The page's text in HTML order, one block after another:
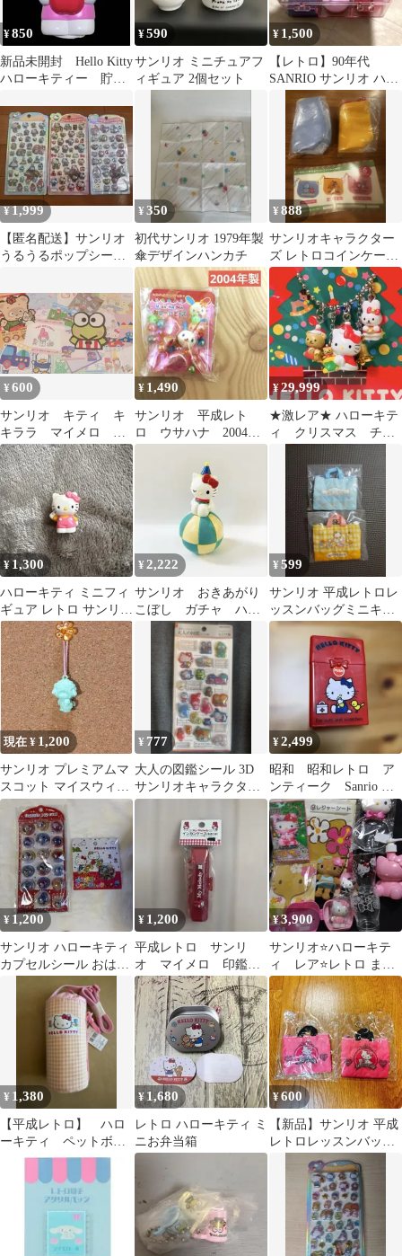
¥850
新品未開封 Hello Kitty
ハローキティー 貯金
¥590
サンリオ ミニチュアフ
ィギュア 2個セット
¥ 1,500
【レトロ】90年代
SANRIO サンリオ ハロ
ーキティ スタンプセッ
¥1,999
【匿名配送】サンリオ
うるうるポップシール
¥350
初代サンリオ 1979年製
傘デザインハンカチ
¥888
サンリオキャラクター
ズ レトロコインケース
2種セット
¥600
サンリオ キティ キ
キララ マイメロ け
ろっぴ バラメモ レ
トロ C
¥ 1,490
サンリオ 平成レト
ロ ウサハナ 2004年
製 マスコット おしゃ
¥29,999
★激レア★ ハローキテ
ィ クリスマス チェ
ーンマスコット レト
ロ 2001年製
¥1,300
ハローキティ ミニフィ
ギュア レトロ サンリ
オ 1999 KITTY
¥2,222
サンリオ おきあがり
こぼし ガチャ ハロ
ーキティ 平成レト
ロ 当時物 レア
¥599
サンリオ 平成レトロレ
ッスンバッグミニキー
ホルダー ガチャ ２点
現在 ¥ 1,200
サンリオ プレミアムマ
スコット マイスウィー
トピアノ ソフビ 昭和レ
トロ
¥ 777
大人の図鑑シール 3D
サンリオキャラクター
ズ レトロ編
¥2,499
昭和 昭和レトロ ア
ンティーク Sanrio サ
ンリオ キティちゃん
¥ 1,200
サンリオ ハローキティ
カプセルシール おはじ
きフレークシール セッ
ト レトロ
¥ 1,200
平成レトロ サンリ
オ マイメロ 印鑑ケ
ース 1997 未開封
¥3,900
サンリオ⭐ハローキテ
ィ レア⭐レトロ まと
め売り 9点セット
¥ 1,380
【平成レトロ】 ハロ
ーキティ ペットボト
ルケース 保冷 2000
年製 未使用
¥ 1,680
レトロ ハローキティ ミ
ニお弁当箱
¥600
【新品】サンリオ 平成
レトロレッスンバッグ
ミニキーホルダー チャ
ーミーキティ